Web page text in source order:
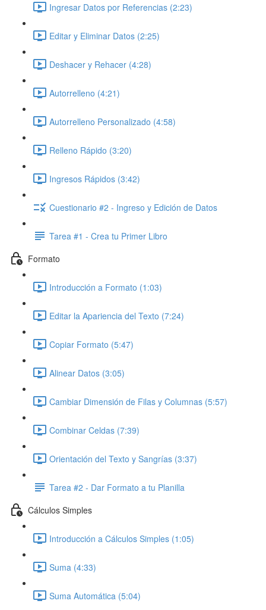
Ingresar Datos por Referencias (2:23)
Editar y Eliminar Datos (2:25)
Deshacer y Rehacer (4:28)
Autorrelleno (4:21)
Autorrelleno Personalizado (4:58)
Relleno Rápido (3:20)
Ingresos Rápidos (3:42)
Cuestionario #2 - Ingreso y Edición de Datos
Tarea #1 - Crea tu Primer Libro
Formato
Introducción a Formato (1:03)
Editar la Apariencia del Texto (7:24)
Copiar Formato (5:47)
Alinear Datos (3:05)
Cambiar Dimensión de Filas y Columnas (5:57)
Combinar Celdas (7:39)
Orientación del Texto y Sangrías (3:37)
Tarea #2 - Dar Formato a tu Planilla
Cálculos Simples
Introducción a Cálculos Simples (1:05)
Suma (4:33)
Suma Automática (5:04)